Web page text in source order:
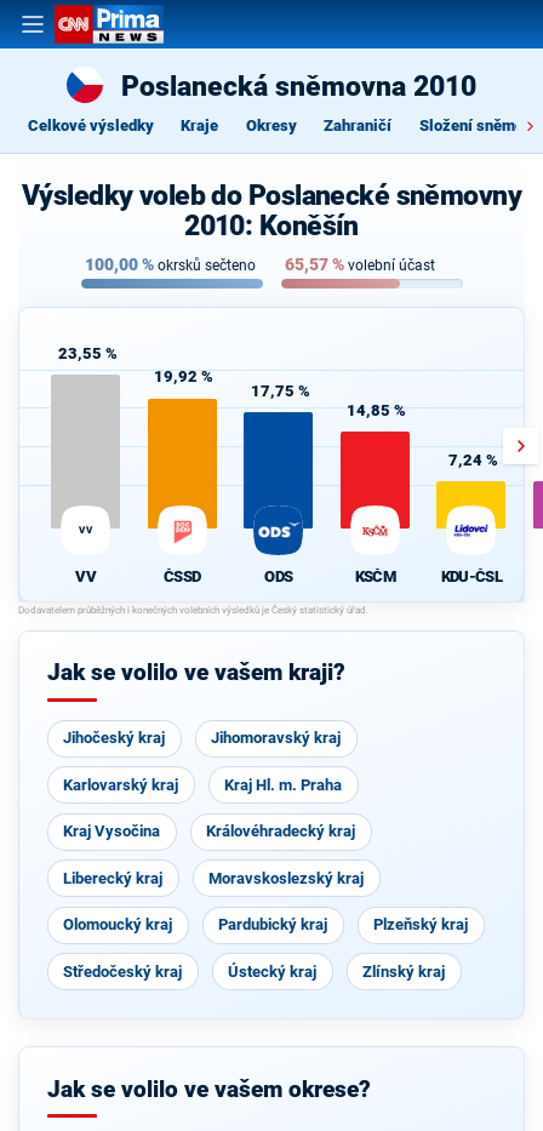
Poslanecká sněmovna 2010
Celkové výsledky Kraje Okresy Zahraničí Složení
Výsledky voleb do Poslanecké sněmovny
2010: Koněšín
100,00% okrsků sečteno 65,57% volební účast
23,55 %
VV
VV
19,92 %
ČSSD
17,75 %
ODS
14,85 %
KSČM
7,24 %
KDU-ČSL
Jak se volilo ve vašem kraji?
Jihočeský kraj Jihomoravský kraj
Karlovarský kraj Kraj Hl. m. Praha
Kraj Vysočina Královéhradecký kraj
Liberecký kraj Moravskoslezský kraj
Olomoucký kraj Pardubický kraj Plzeňský kraj
Středočeský kraj Ústecký kraj Zlínský kraj
Jak se volilo ve vašem okrese?